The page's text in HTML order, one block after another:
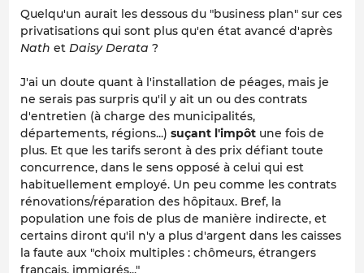
Quelqu'un aurait les dessous du "business plan" sur ces
privatisations qui sont plus qu'en état avancé d'après
Nath et Daisy Derata ?
J'ai un doute quant à l'installation de péages, mais je
ne serais pas surpris qu'il y ait un ou des contrats
d'entretien (à charge des municipalités,
départements, régions...) suçant l'impôt une fois de
plus. Et que les tarifs seront à des prix défiant toute
concurrence, dans le sens opposé à celui qui est
habituellement employé. Un peu comme les contrats
rénovations/réparation des hôpitaux. Bref, la
population une fois de plus de manière indirecte, et
certains diront qu'il n'y a plus d'argent dans les caisses
la faute aux "choix multiples : chômeurs, étrangers
français, immigrés..."